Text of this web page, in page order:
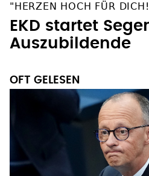
"HERZEN HOCH FÜR
EKD startet
Auszubildende
OFT GELESEN